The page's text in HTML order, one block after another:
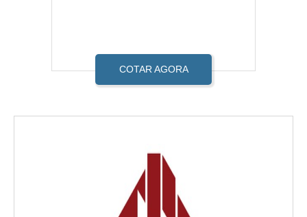
COTAR AGORA